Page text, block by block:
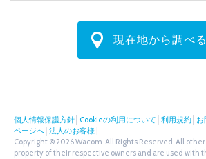
現在地から調べる
個人情報保護方針 Cookieの利用について 利用規約 お
ページへ 法人のお客様
Copyright © 2026 Wacom. All Rights Reserved. All
property of their respective owners and are used with